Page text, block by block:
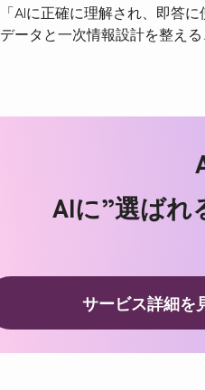
「AIに正確に理解され、即答
データと一次情報設計を整え
AIに”選ばれ
サービス詳細を